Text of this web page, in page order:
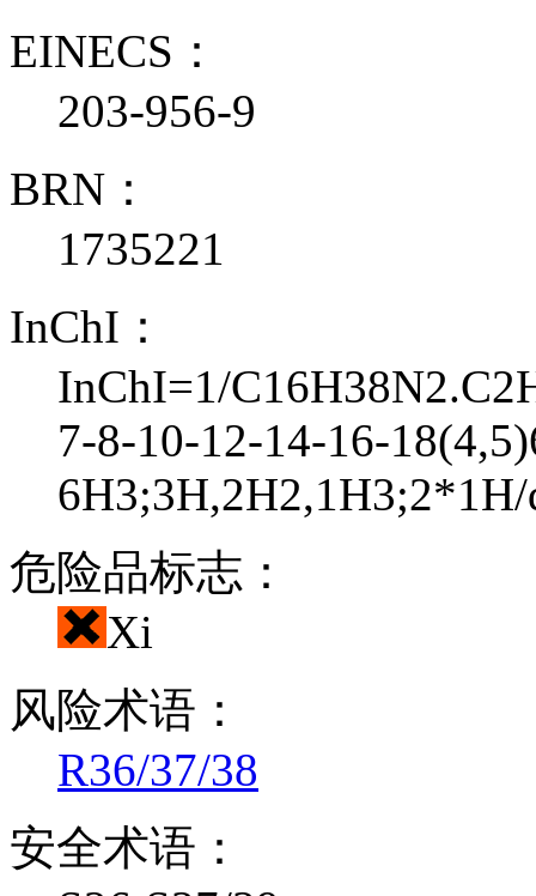
EINECS：
203-956-9
BRN：
1735221
InChI：
InChI=1/
7-8-10-12-14-16-
危险品标志：
Xi
风险术语：
R36/37/38
安全术语：